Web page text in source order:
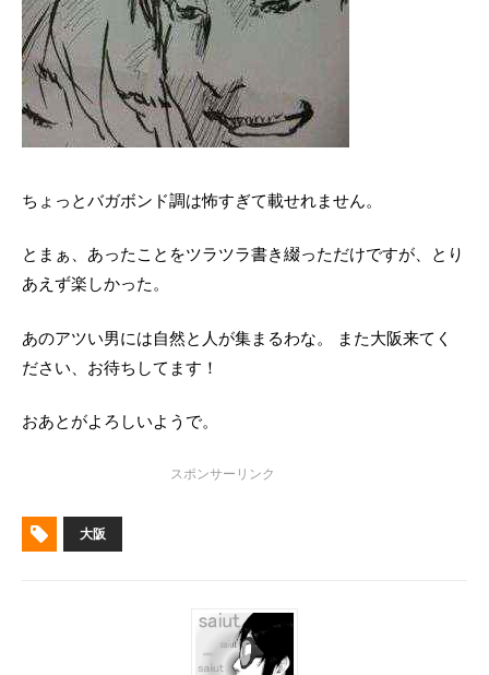
ちょっとバガボンド調は怖すぎて載せれません。
とまぁ、あったことをツラツラ書き綴っただけですが、とり
あえず楽しかった。
あのアツい男には自然と人が集まるわな。 また大阪来てく
ださい、お待ちしてます！
おあとがよろしいようで。
大阪